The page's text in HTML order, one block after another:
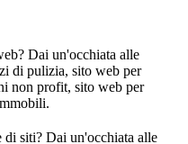
Dai un'occhiata alle
di pulizia, sito web per
non profit, sito web per
.
siti? Dai un'occhiata alle